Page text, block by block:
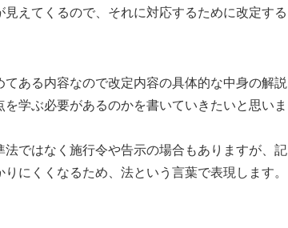
えてくるので、それに対応するために改定する
ある内容なので改定内容の具体的な中身の解説
学ぶ必要があるのかを書いていきたいと思いま
ではなく施行令や告示の場合もありますが、記
にくくなるため、法という言葉で表現します。